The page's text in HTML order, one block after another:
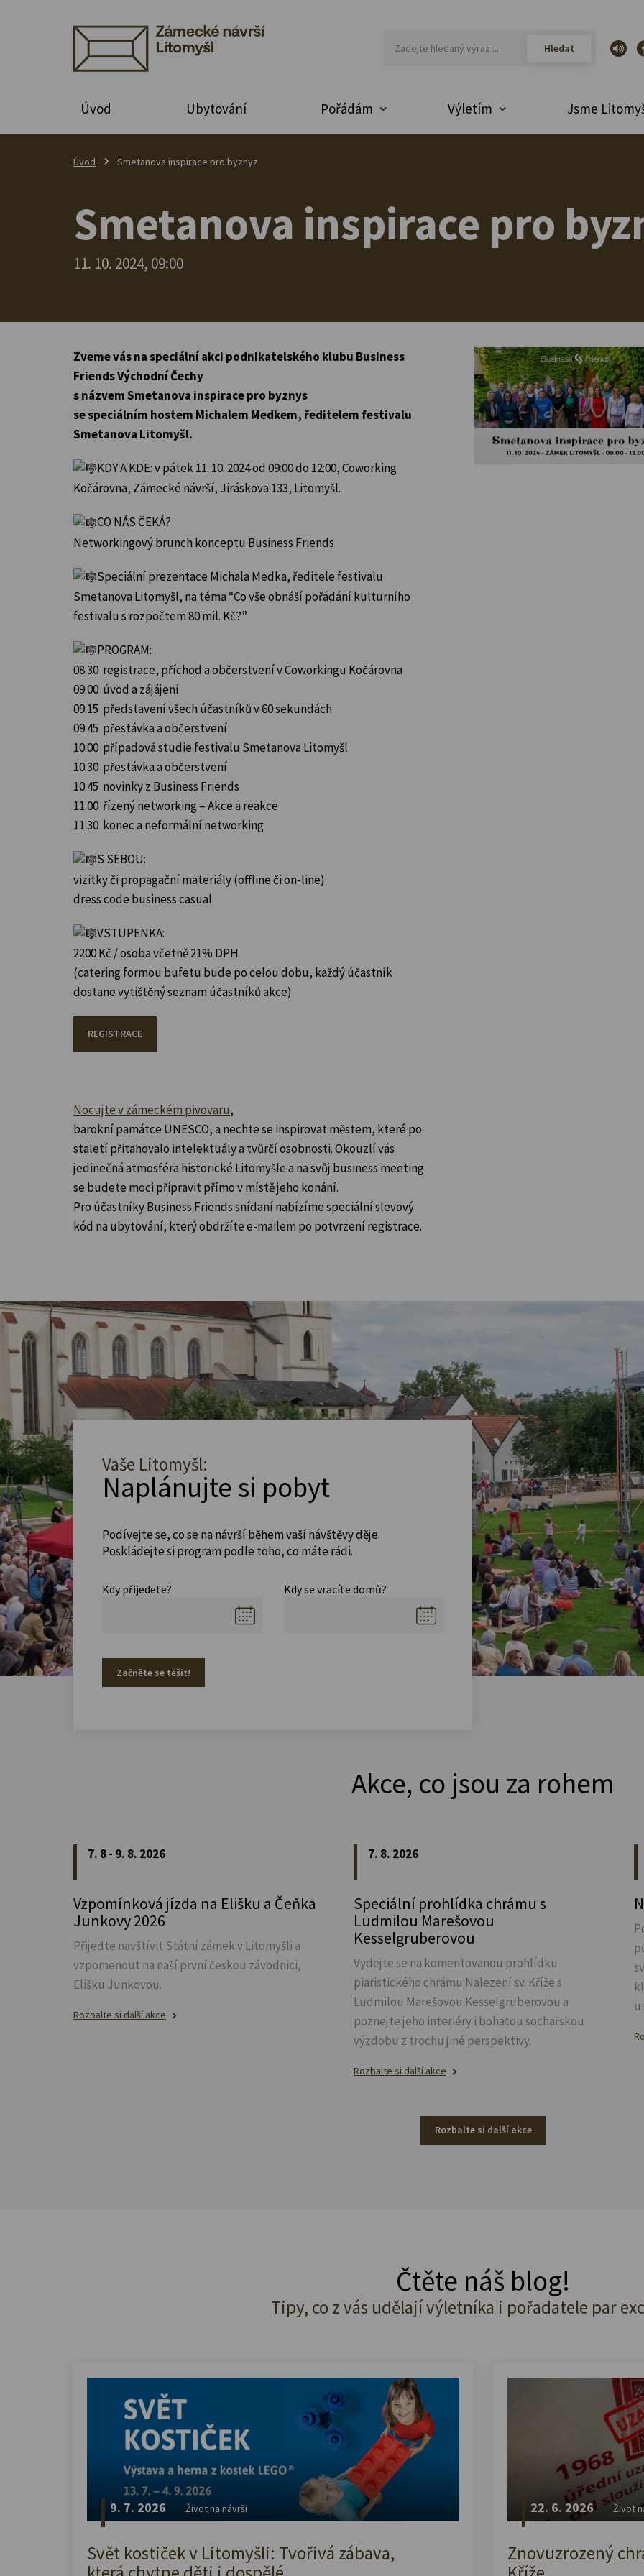
Úvod Ubytování Pořádám Výletím Jsme
Úvod Smetanova inspirace pro byznyz
Smetanova inspirace pro
11. 10. 2024, 09:00
Zveme vás na speciální akci podnikatelského klubu Business
Friends Východní Čechy
s názvem Smetanova inspirace pro byznys
se speciálním hostem Michalem Medkem, ředitelem festivalu
Smetanova Litomyšl.
KDY A KDE: v pátek 11. 10. 2024 od 09:00 do 12:00, Coworking
Kočárovna, Zámecké návrší, Jiráskova 133, Litomyšl.
CO NÁS ČEKÁ?
Networkingový brunch konceptu Business Friends
Speciální prezentace Michala Medka, ředitele festivalu
Smetanova Litomyšl, na téma “Co vše obnáší pořádání kulturního
festivalu s rozpočtem 80 mil. Kč?”
PROGRAM:
08.30 registrace, příchod a občerstvení v Coworkingu Kočárovna
09.00 úvod a zájájení
09.15 představení všech účastníků v 60 sekundách
09.45 přestávka a občerstvení
10.00 případová studie festivalu Smetanova Litomyšl
10.30 přestávka a občerstvení
10.45 novinky z Business Friends
11.00 řízený networking – Akce a reakce
11.30 konec a neformální networking
S SEBOU:
vizitky či propagační materiály (offline či on-line)
dress code business casual
VSTUPENKA:
2200 Kč / osoba včetně 21% DPH
(catering formou bufetu bude po celou dobu, každý účastník
dostane vytištěný seznam účastníků akce)
REGISTRACE
Nocujte v zámeckém pivovaru,
barokní památce UNESCO, a nechte se inspirovat městem, které po
staletí přitahovalo intelektuály a tvůrčí osobnosti. Okouzlí vás
jedinečná atmosféra historické Litomyšle a na svůj business meeting
se budete moci připravit přímo v místě jeho konání.
Pro účastníky Business Friends snídaní nabízíme speciální slevový
kód na ubytování, který obdržíte e-mailem po potvrzení registrace.
Vaše Litomyšl:
Naplánujte si pobyt
Podívejte se, co se na návrší během vaší návštěvy děje.
Poskládejte si program podle toho, co máte rádi.
Kdy přijedete? Kdy se vracíte domů?
Začněte se těšit!
Akce, co jsou za rohem
7. 8 - 9. 8. 2026
Vzpomínková jízda na Elišku a Čeňka
Junkovy 2026
Přijeďte navštívit Státní zámek v Litomyšli a
vzpomenout na naší první českou závodnici,
Elišku Junkovou.
Rozbalte si další akce
7. 8. 2026
Speciální prohlídka chrámu s
Ludmilou Marešovou
Kesselgruberovou
Vydejte se na komentovanou prohlídku
piaristického chrámu Nalezení sv. Kříže s
Ludmilou Marešovou Kesselgruberovou a
poznejte jeho interiéry i bohatou sochařskou
výzdobu z trochu jiné perspektivy.
Rozbalte si další akce
Rozbalte si další akce
Čtěte náš blog!
Tipy, co z vás udělají výletníka i pořadatele par
9. 7. 2026 Život na návrší
Svět kostiček v Litomyšli: Tvořivá zábava,
22. 6. 2026 Život
Znovuzrozený